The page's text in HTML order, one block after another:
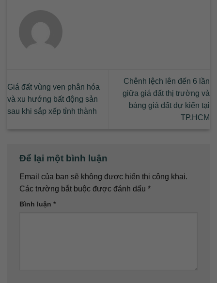
Giá đất vùng ven phân hóa
và xu hướng bất động sản
sau khi sắp xếp tỉnh thành
Chênh lệch lên đến 6 lần
giữa giá đất thị trường và
bảng giá đất dự kiến tại
TP.HCM
Để lại một bình luận
Email của bạn sẽ không được hiển thị công khai.
Các trường bắt buộc được đánh dấu *
Bình luận *